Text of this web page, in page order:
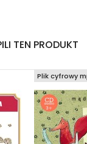
TEN PRODUKT
Plik cyfrowy